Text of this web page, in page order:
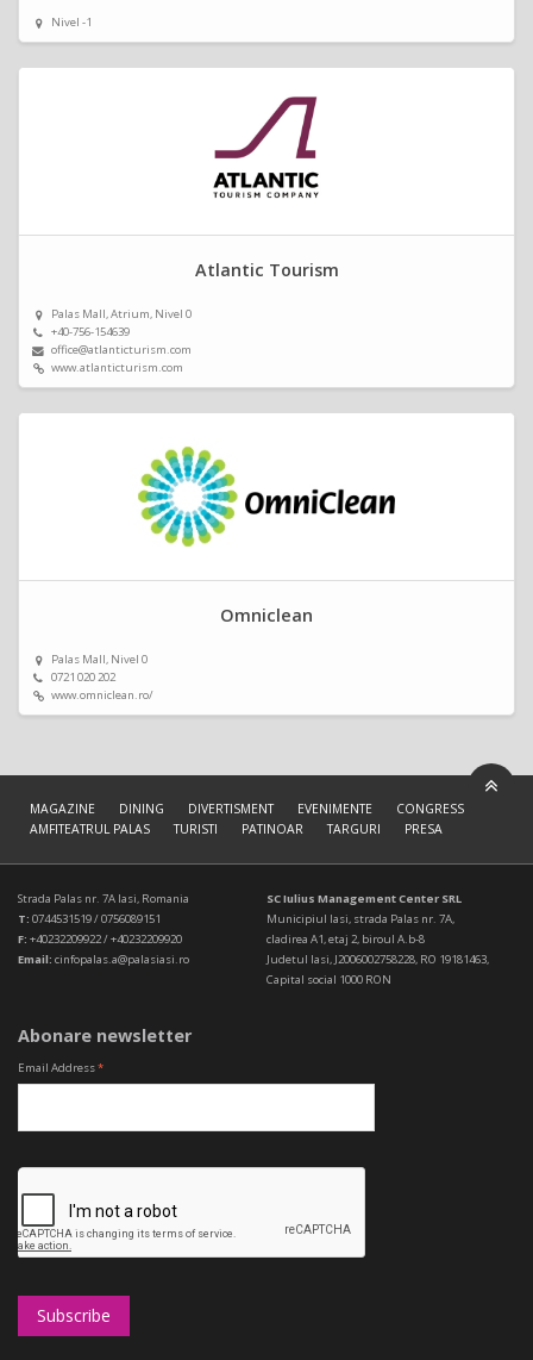
Nivel -1
Atlantic Tourism
Palas Mall, Atrium, Nivel 0
+40-756-154639
office@atlanticturism.com
www.atlanticturism.com
Omniclean
Palas Mall, Nivel 0
0721 020 202
www.omniclean.ro/
MAGAZINE DINING DIVERTISMENT EVENIMENTE
CONGRESS HALL
AMFITEATRUL PALAS
TURISTI PATINOAR TARGURI PRESA
Strada Palas nr. 7A Iasi, Romania
T: 0744531519 / 0756089151
F: +40232209922 / +40232209920
Email: cinfopalas.a@palasiasi.ro
SC Iulius Management Center SRL
Municipiul Iasi, strada Palas nr. 7A,
cladirea A1, etaj 2, biroul A.b-8
Judetul Iasi, J2006002758228, RO 19181463,
Capital social 1000 RON
Abonare newsletter
Email Address*